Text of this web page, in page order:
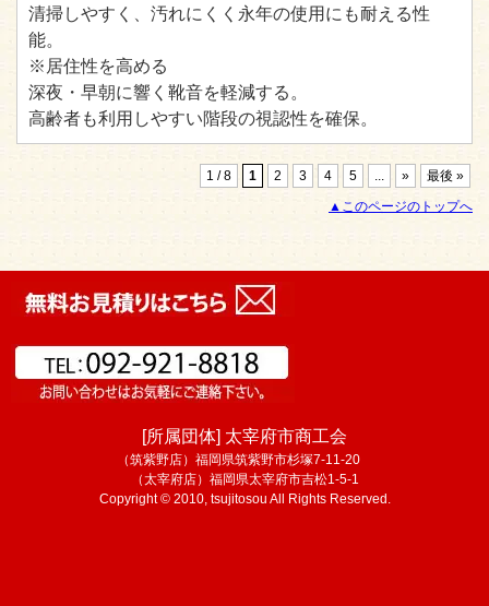
清掃しやすく、汚れにくく永年の使用にも耐える性
能。
※居住性を高める
深夜・早朝に響く靴音を軽減する。
高齢者も利用しやすい階段の視認性を確保。
1 / 8 1 2 3 4 5 »
最後 »
▲このページのトップへ
[所属団体] 太宰府市商工会
（筑紫野店）福岡県筑紫野市杉塚7-11-20
（太宰府店）福岡県太宰府市吉松1-5-1
Copyright © 2010, tsujitosou All Rights Reserved.